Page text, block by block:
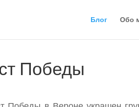
Блог Обо
Победы